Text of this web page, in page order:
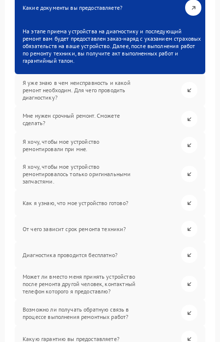
Какие документы вы предоставляете?
На этапе приема устройства на диагностику и последующий
ремонт вам будет предоставлен заказ-наряд с указанием страховых
обязательств на ваше устройство. Далее, после выполнения работ
по ремонту техники, вы получите акт выполненных работ и
гарантийный талон.
Я уже знаю в чем неисправность и какой
ремонт необходим. Для чего проводить
диагностику?
Мне нужен срочный ремонт. Сможете
сделать?
Я хочу, чтобы мое устройство
ремонтировали при мне.
Я хочу, чтобы мое устройство
ремонтировалось только оригинальными
запчастями.
Как я узнаю, что мое устройство готово?
От чего зависит срок ремонта техники?
Диагностика проводится бесплатно?
Может ли вместо меня принять устройство
после ремонта другой человек, контактный
телефон которого я предоставлю?
Возможно ли получать обратную связь в
процессе выполнения ремонтных работ?
Какую гарантию вы предоставляете?